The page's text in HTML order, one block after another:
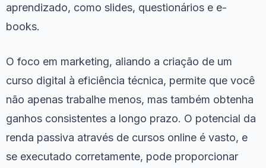
aprendizado, como slides, questionários e e-
books.
O foco em marketing, aliando a criação de um
curso digital à eficiência técnica, permite que você
não apenas trabalhe menos, mas também obtenha
ganhos consistentes a longo prazo. O potencial da
renda passiva através de cursos online é vasto, e
se executado corretamente, pode proporcionar